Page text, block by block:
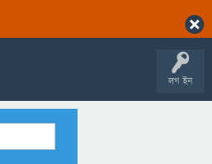
লগ ইন